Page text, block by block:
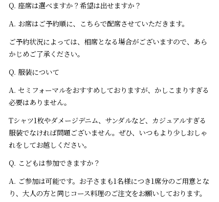
Q. 座席は選べますか？希望は出せますか？
A. お席はご予約順に、こちらで配席させていただきます。
ご予約状況によっては、相席となる場合がございますので、あら
かじめご了承ください。
Q. 服装について
A. セミフォーマルをおすすめしておりますが、かしこまりすぎる
必要はありません。
Tシャツ1枚やダメージデニム、サンダルなど、カジュアルすぎる
服装でなければ問題ございません。ぜひ、いつもより少しおしゃ
れをしてお越しください。
Q. こどもは参加できますか？
A. ご参加は可能です。お子さまも1名様につき1席分のご用意とな
り、大人の方と同じコース料理のご注文をお願いしております。